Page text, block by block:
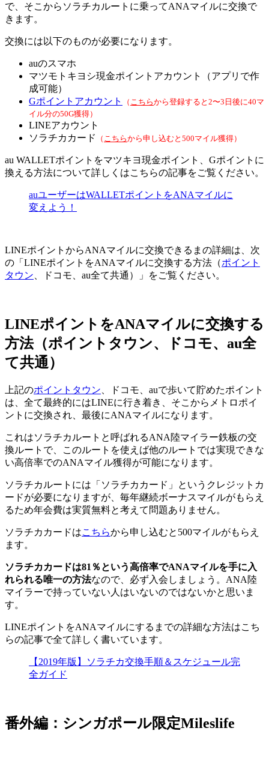
で、そこからソラチカルートに乗ってANAマイルに交換で
きます。
交換には以下のものが必要になります。
auのスマホ
マツモトキヨシ現金ポイントアカウント（アプリで作
成可能）
Gポイントアカウント
（ こちらから登録すると2〜3日後に40マ
イル分の50G獲得）
LINEアカウント
ソラチカカード
（ こちらから申し込むと500マイル獲得）
au WALLETポイントをマツキヨ現金ポイント、Gポイントに
換える方法について詳しくはこちらの記事をご覧ください。
auユーザーはWALLETポイントをANAマイルに
変えよう！
LINEポイントからANAマイルに交換できるまの詳細は、次
の「LINEポイントをANAマイルに交換する方法（ポイント
タウン 、ドコモ、au全て共通）」をご覧ください。
LINEポイントをANAマイルに交換する
方法（ポイントタウン、ドコモ、au全
て共通）
上記のポイントタウン 、ドコモ、auで歩いて貯めたポイント
は、全て最終的にはLINEに行き着き、そこからメトロポイ
ントに交換され、最後にANAマイルになります。
これはソラチカルートと呼ばれるANA陸マイラー鉄板の交
換ルートで、このルートを使えば他のルートでは実現できな
い高倍率でのANAマイル獲得が可能になります。
ソラチカルートには「ソラチカカード」というクレジットカ
ードが必要になりますが、毎年継続ボーナスマイルがもらえ
るため年会費は実質無料と考えて問題ありません。
ソラチカカードはこちらから申し込むと500マイルがもらえ
ます。
ソラチカカードは81％という高倍率でANAマイルを手に入
れられる唯一の方法なので、必ず入会しましょう。ANA陸
マイラーで持っていない人はいないのではないかと思いま
す。
LINEポイントをANAマイルにするまでの詳細な方法はこち
らの記事で全て詳しく書いています。
【2019年版】ソラチカ交換手順＆スケジュール完
全ガイド
番外編：シンガポール限定Mileslife